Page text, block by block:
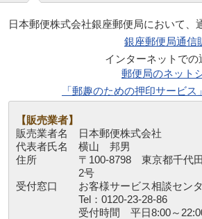
日本郵便株式会社銀座郵便局において、
銀座郵便局通信
インターネットでの
郵便局のネット
「郵趣のための押印サービ
【販売業者】
販売業者名
日本郵便株式会社
代表者氏名
横山 邦男
住所
〒100-8798 東京都千代
2号
受付窓口
お客様サービス相談セン
Tel：0120-23-28-86
受付時間 平日8:00～